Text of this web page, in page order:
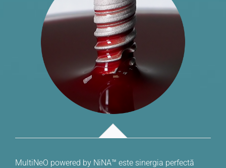
MultiNeO powered by NiNA™ este sinergia perfectă